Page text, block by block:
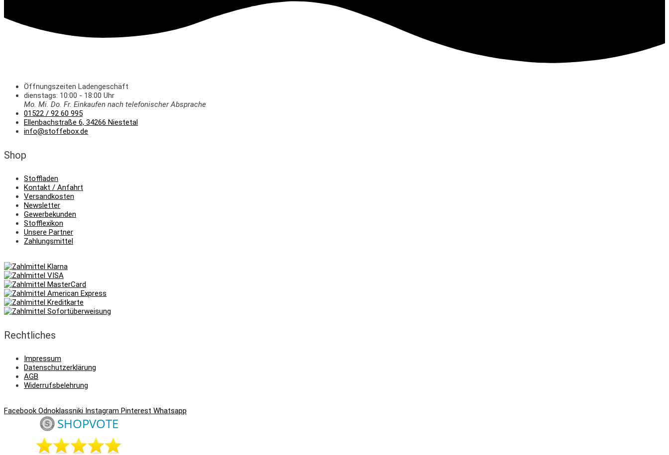
Öffnungszeiten Ladengeschäft
dienstags: 10:00 - 18:00 Uhr
Mo. Mi. Do. Fr. Einkaufen nach telefonischer Absprache
01522 / 92 60 995
Ellenbachstraße 6, 34266 Niestetal
info@stoffebox.de
Shop
Stoffladen
Kontakt / Anfahrt
Versandkosten
Newsletter
Gewerbekunden
Stofflexikon
Unsere Partner
Zahlungsmittel
Rechtliches
Impressum
Datenschutzerklärung
AGB
Widerrufsbelehrung
Facebook Odnoklassniki Instagram Pinterest Whatsapp